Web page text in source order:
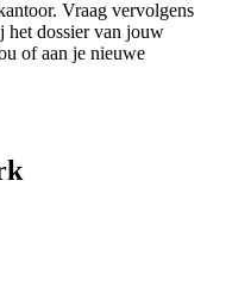
Vraag vervolgens
het dossier van jouw
of aan je nieuwe